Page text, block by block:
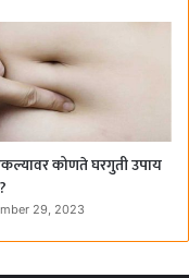
कोणते घरगुती उपाय
29, 2023